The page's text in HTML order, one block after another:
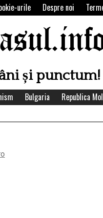
urile Despre noi
și punctum!
Bulgaria Republica